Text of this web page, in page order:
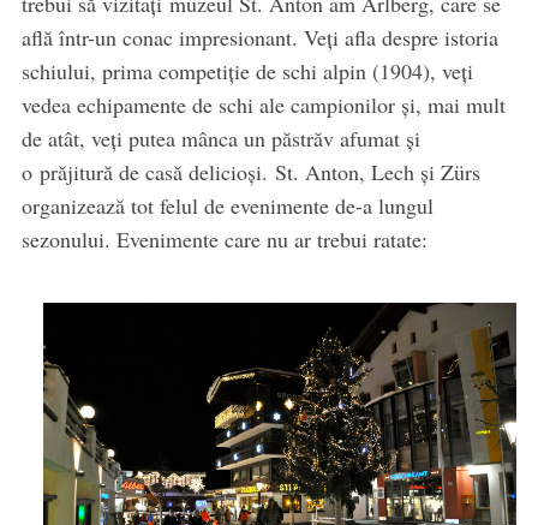
află într-un conac impresionant. Veţi afla despre istoria
schiului, prima competiţie de schi alpin (1904), veţi
vedea echipamente de schi ale campionilor şi, mai mult
de atât, veţi putea mânca un păstrăv afumat şi
o prăjitură de casă delicioși. St. Anton, Lech şi Zürs
organizează tot felul de evenimente de-a lungul
sezonului. Evenimente care nu ar trebui ratate: